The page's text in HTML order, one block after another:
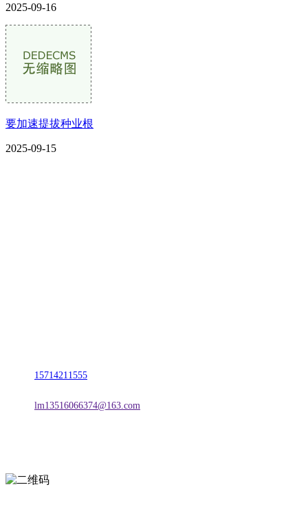
2025-09-16
要加速提拔种业根
2025-09-15
15714211555
lm13516066374@163.com